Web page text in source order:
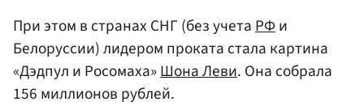
При этом в странах СНГ (без учетаРФи
Белоруссии) лидером проката стала картина
«Дэдпул и Росомаха»Шона Леви. Она собрала
156 миллионов рублей.